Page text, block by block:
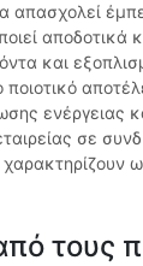
απασχολεί
αποδοτικά
και
ποιοτικό
ενέργειας
σε
τους